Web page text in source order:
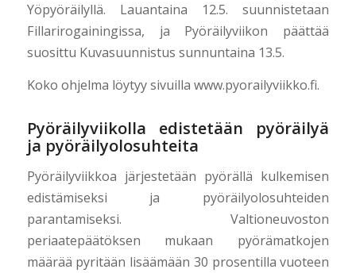
Yöpyöräilyllä. Lauantaina 12.5. suunnistetaan
Fillarirogainingissa, ja Pyöräilyviikon päättää
suosittu Kuvasuunnistus sunnuntaina 13.5.
Koko ohjelma löytyy sivuilla www.pyorailyviikko.fi.
Pyöräilyviikolla edistetään pyöräilyä
ja pyöräilyolosuhteita
Pyöräilyviikkoa järjestetään pyörällä kulkemisen
edistämiseksi ja pyöräilyolosuhteiden
parantamiseksi. Valtioneuvoston
periaatepäätöksen mukaan pyörämatkojen
määrää pyritään lisäämään 30 prosentilla vuoteen